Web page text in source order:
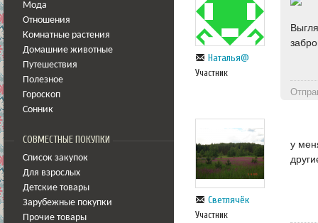
Мода
Отношения
Комнатные растения
Домашние животные
Путешествия
Полезное
Гороскоп
Сонник
СОВМЕСТНЫЕ ПОКУПКИ
Список закупок
Для взрослых
Детские товары
Зарубежные покупки
Прочие товары
Наталья@
Участник
Светлячёк
Участник
у